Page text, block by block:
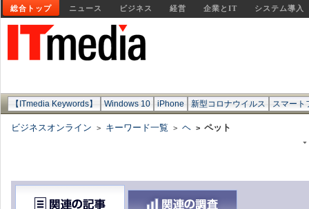
総合トップ ニュース ビジネス 経営 企業とIT システム導入
【ITmedia Keywords】 Windows 10 iPhone 新型コロナウイルス スマート
ビジネスオンライン > キーワード一覧 > ヘ > ペット